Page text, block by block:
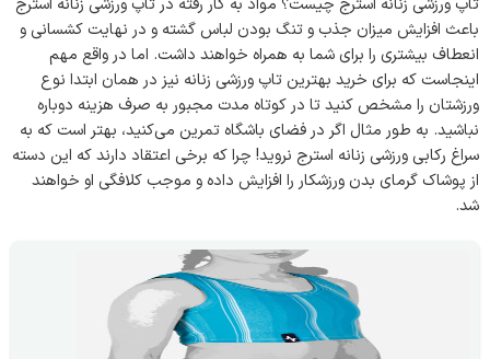
باعث افزایش میزان جذب و تنگ بودن لباس گشته و در نهایت کشسانی و
انعطاف بیشتری را برای شما به همراه خواهند داشت. اما در واقع مهم
اینجاست که برای خرید بهترین تاپ ورزشی زنانه نیز در همان ابتدا نوع
ورزشتان را مشخص کنید تا در کوتاه مدت مجبور به صرف هزینه دوباره
نباشید. به طور مثال اگر در فضای باشگاه تمرین می‌کنید، بهتر است که به
سراغ رکابی ورزشی زنانه استرج نروید! چرا که برخی اعتقاد دارند که این دسته
از پوشاک گرمای بدن ورزشکار را افزایش داده و موجب کلافگی او خواهند
شد.